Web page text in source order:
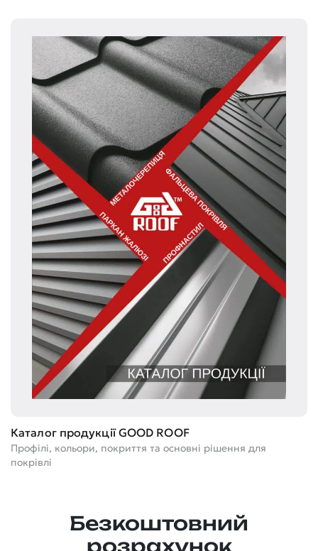
Каталог продукції GOOD ROOF
Профілі, кольори, покриття та основні рішення для
покрівлі
Безкоштовний
розрахунок